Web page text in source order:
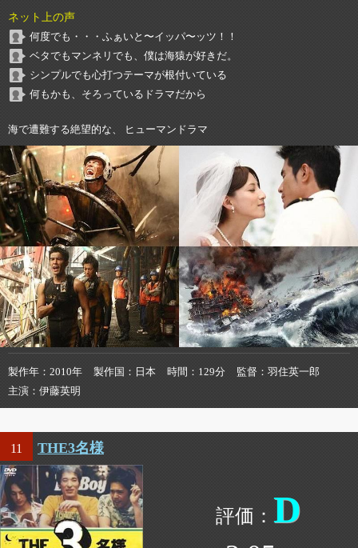
ネット上の声
何度でも・・・ふぁいと〜イッパ〜ッツ！！
ベタでもマンネリでも、僕は海猿が好きだ。
シンプルでも心打つテーマが根付いている
何もかも、そろっているドラマだから
海で遭難する絶望的な、 ヒューマンドラマ
製作年 2010年 製作国 日本 時間 129分 監督
羽住英一郎
主演
伊藤英明
11 THE3名様
D